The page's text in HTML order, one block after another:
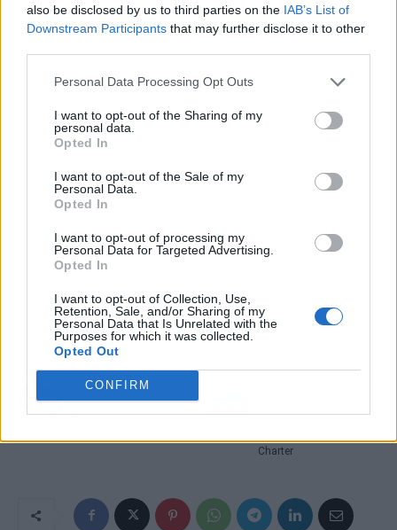
also be disclosed by us to third parties on the IAB’s List of
Downstream Participants that may further disclose it to other
Personal Data Processing Opt Outs
I want to opt-out of the Sharing of my
personal data.
Opted In
I want to opt-out of the Sale of my
Personal Data.
Opted In
I want to opt-out of processing my
Personal Data for Targeted Advertising.
Opted In
I want to opt-out of Collection, Use,
Retention, Sale, and/or Sharing of my
Personal Data that Is Unrelated with the
Purposes for which it was collected.
Opted Out
CONFIRM
Artículo anterior
original, Valtiba
Artículo siguiente
servicio de alquiler de
Charter